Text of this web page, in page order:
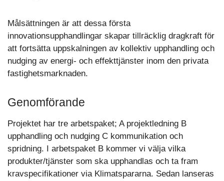
Målsättningen är att dessa första
innovationsupphandlingar skapar tillräcklig dragkraft för
att fortsätta uppskalningen av kollektiv upphandling och
nudging av energi- och effekttjänster inom den privata
fastighetsmarknaden.
Genomförande
Projektet har tre arbetspaket; A projektledning B
upphandling och nudging C kommunikation och
spridning. I arbetspaket B kommer vi välja vilka
produkter/tjänster som ska upphandlas och ta fram
kravspecifikationer via Klimatspararna. Sedan lanseras